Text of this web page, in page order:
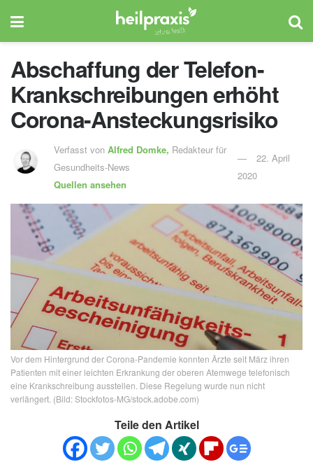
Abschaffung der Telefon-
Krankschreibungen erhöht
Corona-Ansteckungsrisiko
Verfasst vonAlfred Domke, Redakteur für
Gesundheits-News
Quellen ansehen
22. April
2020
Vor dem Hintergrund der Corona-Pandemie konnten Ärzte seit März ihren
Patienten mit einer leichten Erkrankung der oberen Atemwege telefonisch
eine Krankschreibung ausstellen. Diese Regelung wurde nun nicht
verlängert. (Bild: Stockfotos-MG/stock.adobe.com)
Teile den Artikel